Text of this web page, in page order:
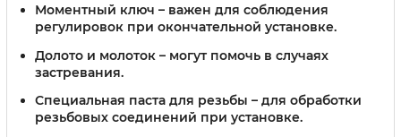
Моментный ключ – важен для соблюдения
регулировок при окончательной установке.
Долото и молоток – могут помочь в случаях
застревания.
Специальная паста для резьбы – для обработки
резьбовых соединений при установке.